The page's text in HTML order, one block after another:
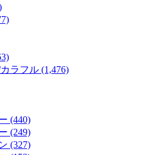
ラフル (1,476)
(440)
(249)
(327)